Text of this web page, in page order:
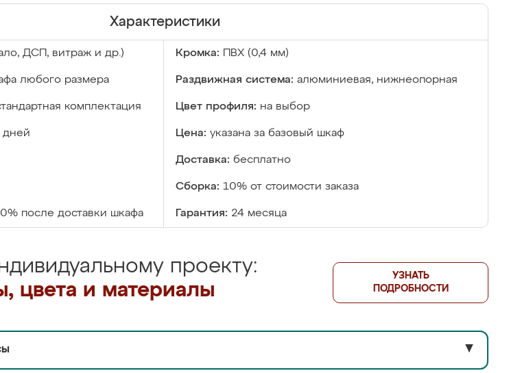
Характеристики
ДСП, витраж и др.) Кромка: ПВХ (0,4 мм)
любого размера Раздвижная система: алюминиевая, нижнеопорная
комплектация Цвет профиля: на выбор
дней Цена: указана за базовый шкаф
Доставка: бесплатно
Сборка: 10% от стоимости заказа
после доставки шкафа Гарантия: 24 месяца
проекту:
цвета и материалы
УЗНАТЬ
ПОДРОБНОСТИ
▼